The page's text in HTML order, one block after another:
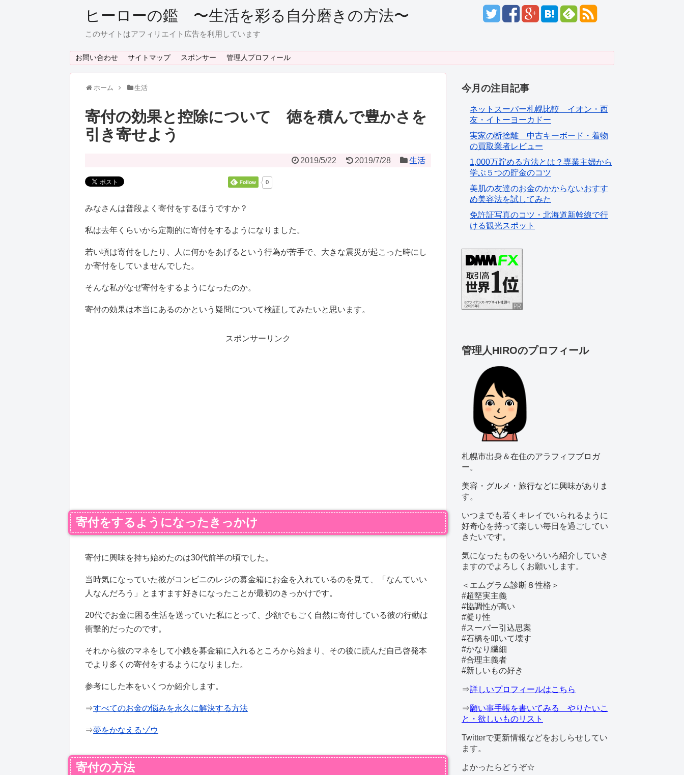
ヒーローの鑑 〜生活を彩る自分磨きの方法〜
このサイトはアフィリエイト広告を利用しています
お問い合わせ サイトマップ スポンサー 管理人プロフィール
ホーム 生活
寄付の効果と控除について 徳を積んで豊かさを
引き寄せよう
2019/5/22 2019/7/28 生活
0
みなさんは普段よく寄付をするほうですか？
私は去年くらいから定期的に寄付をするようになりました。
若い頃は寄付をしたり、人に何かをあげるという行為が苦手で、大きな震災が起こった時にし
か寄付をしていませんでした。
そんな私がなぜ寄付をするようになったのか。
寄付の効果は本当にあるのかという疑問について検証してみたいと思います。
スポンサーリンク
寄付をするようになったきっかけ
寄付に興味を持ち始めたのは30代前半の頃でした。
当時気になっていた彼がコンビニのレジの募金箱にお金を入れているのを見て、「なんていい
人なんだろう」とますます好きになったことが最初のきっかけです。
20代でお金に困る生活を送っていた私にとって、少額でもごく自然に寄付している彼の行動は
衝撃的だったのです。
それから彼のマネをして小銭を募金箱に入れるところから始まり、その後に読んだ自己啓発本
でより多くの寄付をするようになりました。
参考にした本をいくつか紹介します。
⇒すべてのお金の悩みを永久に解決する方法
⇒夢をかなえるゾウ
寄付の方法
今月の注目記事
ネットスーパー札幌比較 イオン・西
友・イトーヨーカドー
実家の断捨離 中古キーボード・着物
の買取業者レビュー
1,000万貯める方法とは？専業主婦から
学ぶ５つの貯金のコツ
美肌の友達のお金のかからないおすす
め美容法を試してみた
免許証写真のコツ・北海道新幹線で行
ける観光スポット
管理人HIROのプロフィール
札幌市出身＆在住のアラフィフブロガ
ー。
美容・グルメ・旅行などに興味がありま
す。
いつまでも若くキレイでいられるように
好奇心を持って楽しい毎日を過ごしてい
きたいです。
気になったものをいろいろ紹介していき
ますのでよろしくお願いします。
＜エムグラム診断８性格＞
#超堅実主義
#協調性が高い
#凝り性
#スーパー引込思案
#石橋を叩いて壊す
#かなり繊細
#合理主義者
#新しいもの好き
⇒詳しいプロフィールはこちら
⇒願い事手帳を書いてみる やりたいこ
と・欲しいものリスト
Twitterで更新情報などをおしらせしてい
ます。
よかったらどうぞ☆